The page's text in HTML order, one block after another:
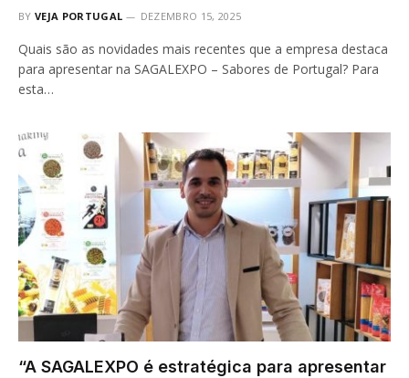
BY VEJA PORTUGAL DEZEMBRO 15, 2025
Quais são as novidades mais recentes que a empresa destaca
para apresentar na SAGALEXPO – Sabores de Portugal? Para
esta…
“A SAGALEXPO é estratégica para apresentar